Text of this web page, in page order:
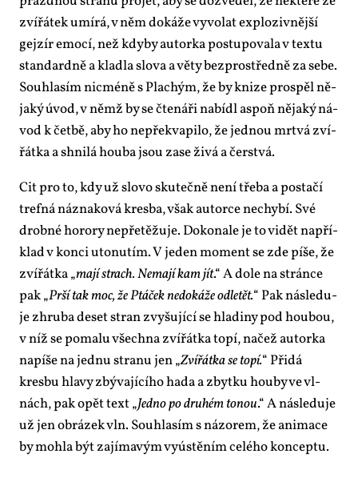
zví­řá­tek umí­rá, v něm do­ká­že vy­vo­lat ex­plo­ziv­něj­ší
gej­zír emo­cí, než kdy­by au­tor­ka po­stu­po­va­la v tex­tu
stan­dard­ně a kladla slo­va a vě­ty bez­pro­střed­ně za se­be.
Sou­hla­sím nicmé­ně s Pla­chým, že by kni­ze pro­spěl ně­
ja­ký úvod, v němž by se čte­ná­ři na­bí­dl aspoň ně­ja­ký ná­
vod k čet­bě, aby ho ne­pře­kva­pi­lo, že jed­nou mrt­vá zví­
řát­ka a shni­lá hou­ba jsou za­se ži­vá a čer­stvá.
Cit pro to, kdy už slo­vo sku­teč­ně ne­ní tře­ba a po­sta­čí
tref­ná ná­zna­ko­vá kres­ba, však au­tor­ce ne­chy­bí. Své
drob­né ho­ro­ry ne­pře­tě­žu­je. Do­ko­na­le je to vi­dět na­pří­
klad v kon­ci uto­nu­tím. V je­den mo­ment se zde pí­še, že
zví­řát­ka „ma­jí strach. Ne­ma­jí kam jít.“ A do­le na strán­ce
pak „Pr­ší tak moc, že Ptá­ček ne­do­ká­že od­le­tět.“ Pak ná­sle­du­
je zhru­ba de­set stran zvy­šu­jí­cí se hla­di­ny pod hou­bou,
v níž se po­ma­lu všech­na zví­řát­ka to­pí, na­čež au­tor­ka
na­pí­še na jed­nu stra­nu jen „Zví­řát­ka se to­pí.“ Při­dá
kresbu hla­vy zbý­va­jí­cí­ho ha­da a zbyt­ku hou­by ve vl­
nách, pak opět text „Jed­no po dru­hém to­nou.“ A ná­sle­du­je
už jen ob­rá­zek vln. Sou­hla­sím s ná­zo­rem, že ani­ma­ce
by moh­la být za­jí­ma­vým vy­ús­tě­ním ce­lé­ho kon­cep­tu.